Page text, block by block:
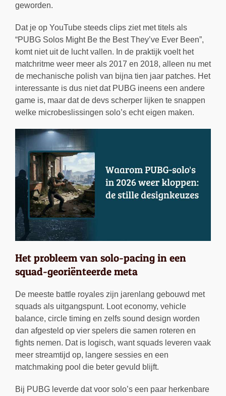
geworden.
Dat je op YouTube steeds clips ziet met titels als
“PUBG Solos Might Be the Best They’ve Ever Been”,
komt niet uit de lucht vallen. In de praktijk voelt het
matchritme weer meer als 2017 en 2018, alleen nu met
de mechanische polish van bijna tien jaar patches. Het
interessante is dus niet dat PUBG ineens een andere
game is, maar dat de devs scherper lijken te snappen
welke microbeslissingen solo’s echt eigen maken.
Het probleem van solo-pacing in een
squad-georiënteerde meta
De meeste battle royales zijn jarenlang gebouwd met
squads als uitgangspunt. Loot economy, vehicle
balance, circle timing en zelfs sound design worden
dan afgesteld op vier spelers die samen roteren en
fights nemen. Dat is logisch, want squads leveren vaak
meer streamtijd op, langere sessies en een
matchmaking pool die beter gevuld blijft.
Bij PUBG leverde dat voor solo’s een paar herkenbare